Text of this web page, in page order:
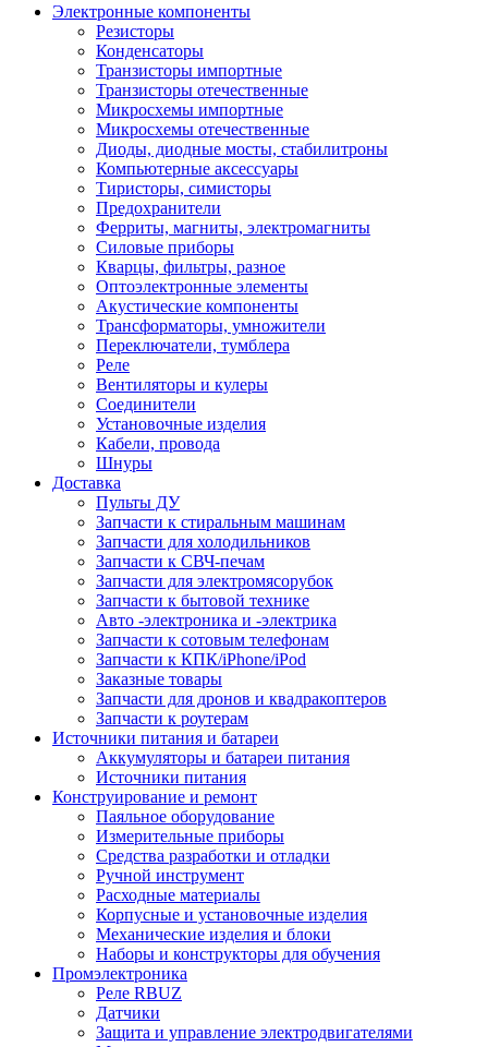
Электронные компоненты
Резисторы
Конденсаторы
Транзисторы импортные
Транзисторы отечественные
Микросхемы импортные
Микросхемы отечественные
Диоды, диодные мосты, стабилитроны
Компьютерные аксессуары
Тиристоры, симисторы
Предохранители
Ферриты, магниты, электромагниты
Силовые приборы
Кварцы, фильтры, разное
Оптоэлектронные элементы
Акустические компоненты
Трансформаторы, умножители
Переключатели, тумблера
Реле
Вентиляторы и кулеры
Соединители
Установочные изделия
Кабели, провода
Шнуры
Доставка
Пульты ДУ
Запчасти к стиральным машинам
Запчасти для холодильников
Запчасти к СВЧ-печам
Запчасти для электромясорубок
Запчасти к бытовой технике
Авто -электроника и -электрика
Запчасти к сотовым телефонам
Запчасти к КПК/iPhone/iPod
Заказные товары
Запчасти для дронов и квадракоптеров
Запчасти к роутерам
Источники питания и батареи
Аккумуляторы и батареи питания
Источники питания
Конструирование и ремонт
Паяльное оборудование
Измерительные приборы
Средства разработки и отладки
Ручной инструмент
Расходные материалы
Корпусные и установочные изделия
Механические изделия и блоки
Наборы и конструкторы для обучения
Промэлектроника
Реле RBUZ
Датчики
Защита и управление электродвигателями